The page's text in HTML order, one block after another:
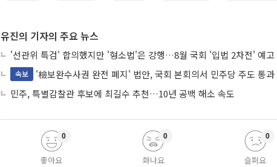
유진의 기자의 주요 뉴스
'선관위 특검' 합의했지만 '형소법'은 강행…8월 국회 '입법 2차전' 예고
속보
'檢보완수사권 완전 폐지' 법안, 국회 본회의서 민주당 주도 통과
민주, 특별감찰관 후보에 최길수 추천…10년 공백 해소 속도
좋아요
0
화나요
0
슬퍼요
0